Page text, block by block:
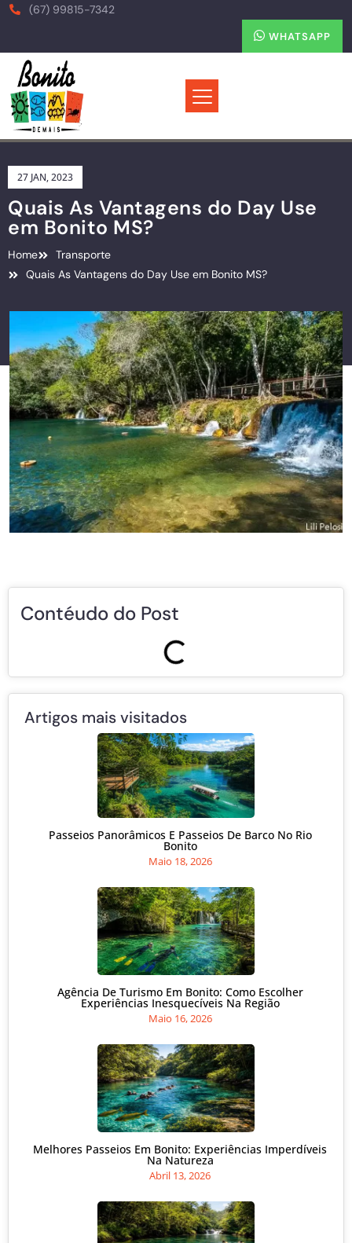
(67) 99815-7342
WHATSAPP
27 JAN, 2023
Quais As Vantagens do Day Use
em Bonito MS?
Home
Transporte
Quais As Vantagens do Day Use em Bonito MS?
Contéudo do Post
Artigos mais visitados
Passeios Panorâmicos E Passeios De Barco No Rio
Bonito
Maio 18, 2026
Agência De Turismo Em Bonito: Como Escolher
Experiências Inesquecíveis Na Região
Maio 16, 2026
Melhores Passeios Em Bonito: Experiências Imperdíveis
Na Natureza
Abril 13, 2026